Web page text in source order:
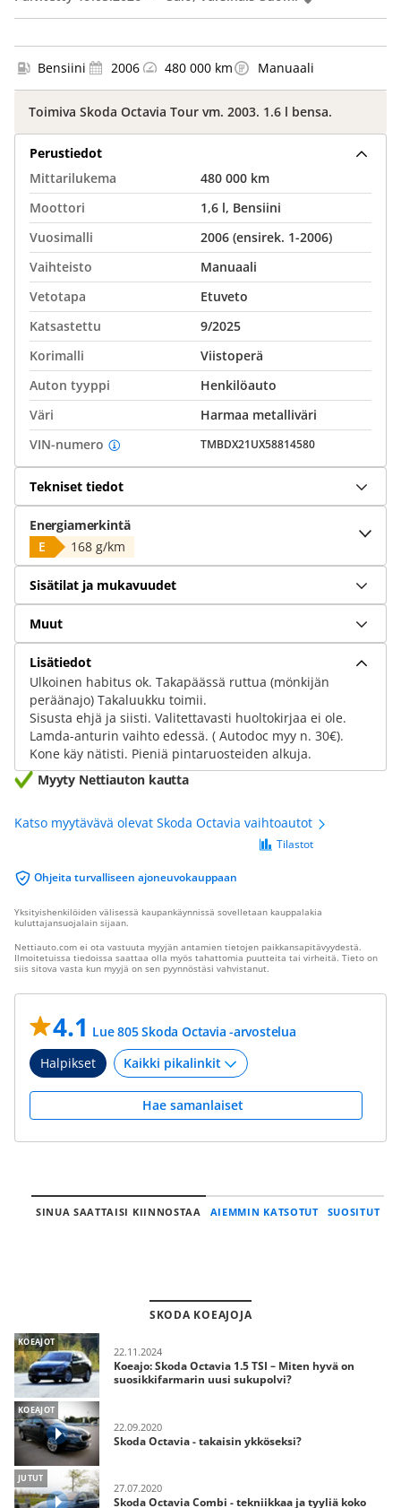
Bensiini 2006 480 000 km Manuaali
Toimiva Skoda Octavia Tour vm. 2003. 1.6 l bensa.
Perustiedot
Mittarilukema
480 000 km
Moottori
1,6 l, Bensiini
Vuosimalli
2006 (ensirek. 1-2006)
Vaihteisto
Manuaali
Vetotapa
Etuveto
Katsastettu
9/2025
Korimalli
Viistoperä
Auton tyyppi
Henkilöauto
Väri
Harmaa metalliväri
VIN-numero
TMBDX21UX58814580
Tekniset tiedot
Energiamerkintä
E
168 g/km
Sisätilat ja mukavuudet
Muut
Lisätiedot
Ulkoinen habitus ok. Takapäässä ruttua (mönkijän
peräänajo) Takaluukku toimii.
Sisusta ehjä ja siisti. Valitettavasti huoltokirjaa ei ole.
Lamda-anturin vaihto edessä. ( Autodoc myy n. 30€).
Kone käy nätisti. Pieniä pintaruosteiden alkuja.
Myyty Nettiauton kautta
Katso myytävävä olevat Skoda Octavia vaihtoautot
Ohjeita turvalliseen ajoneuvokauppaan
Tilastot
Yksityishenkilöiden välisessä kaupankäynnissä sovelletaan kauppalakia
kuluttajansuojalain sijaan.
Nettiauto.com ei ota vastuuta myyjän antamien tietojen paikkansapitävyydestä.
Ilmoitetuissa tiedoissa saattaa olla myös tahattomia puutteita tai virheitä. Tieto on
siis sitova vasta kun myyjä on sen pyynnöstäsi vahvistanut.
4.1 Lue 805 Skoda Octavia -arvostelua
Halpikset
Hae samanlaiset
SINUA SAATTAISI KIINNOSTAA AIEMMIN KATSOTUT SUOSITUT
SKODA KOEAJOJA
KOEAJOT
22.11.2024
Koeajo: Skoda Octavia 1.5 TSI – Miten hyvä on
suosikkifarmarin uusi sukupolvi?
KOEAJOT
22.09.2020
Skoda Octavia - takaisin ykköseksi?
JUTUT
27.07.2020
Skoda Octavia Combi - tekniikkaa ja tyyliä koko